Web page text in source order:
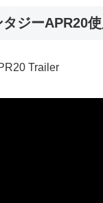
ジーAPR20
Trailer